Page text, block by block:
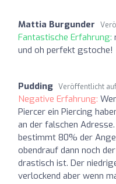
Mattia Burgunder
Fantastische Erfahrung:
und oh perfekt gstoche!
Pudding Veröffentlicht auf
Negative Erfahrung:
Piercer ein Piercing
an der falschen
bestimmt 80% der
obendrauf dann noch
drastisch ist. Der
verlockend aber wenn